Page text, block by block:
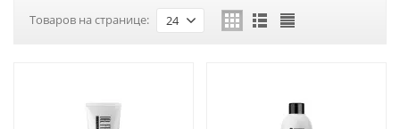
Товаров на странице: 24